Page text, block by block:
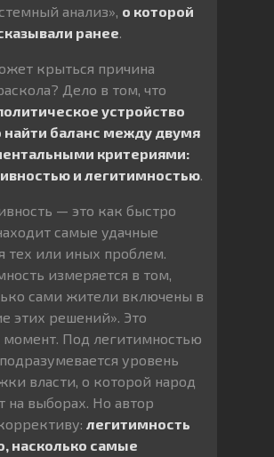
анализ», о которой
ранее.
крыться причина
Дело в том, что
устройство
баланс между двумя
критериями:
и легитимностью.
— это как быстро
самые удачные
тех или иных проблем.
измеряется в том,
сами жители включены в
этих решений». Это
Под легитимностью
уровень
власти, о которой народ
на выборах. Но автор
легитимность
насколько самые